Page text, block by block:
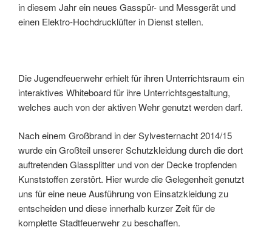
in diesem Jahr ein neues Gasspür- und Messgerät und
einen Elektro-Hochdrucklüfter in Dienst stellen.
Die Jugendfeuerwehr erhielt für ihren Unterrichtsraum ein
interaktives Whiteboard für ihre Unterrichtsgestaltung,
welches auch von der aktiven Wehr genutzt werden darf.
Nach einem Großbrand in der Sylvesternacht 2014/15
wurde ein Großteil unserer Schutzkleidung durch die dort
auftretenden Glassplitter und von der Decke tropfenden
Kunststoffen zerstört. Hier wurde die Gelegenheit genutzt
uns für eine neue Ausführung von Einsatzkleidung zu
entscheiden und diese innerhalb kurzer Zeit für de
komplette Stadtfeuerwehr zu beschaffen.